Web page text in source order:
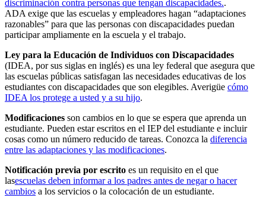
discriminación contra personas que tengan discapacidades..
ADA exige que las escuelas y empleadores hagan “adaptaciones
razonables” para que las personas con discapacidades puedan
participar ampliamente en la escuela y el trabajo.
Ley para la Educación de Individuos con Discapacidades
(IDEA, por sus siglas en inglés) es una ley federal que asegura que
las escuelas públicas satisfagan las necesidades educativas de los
estudiantes con discapacidades que son elegibles. Averigüe cómo
IDEA los protege a usted y a su hijo.
Modificaciones son cambios en lo que se espera que aprenda un
estudiante. Pueden estar escritos en el IEP del estudiante e incluir
cosas como un número reducido de tareas. Conozca la diferencia
entre las adaptaciones y las modificaciones.
Notificación previa por escrito es un requisito en el que
lasescuelas deben informar a los padres antes de negar o hacer
cambios a los servicios o la colocación de un estudiante.